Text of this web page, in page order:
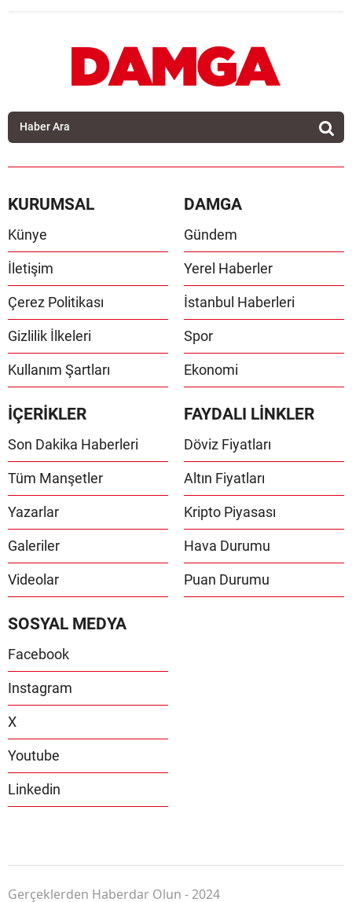
KURUMSAL
Künye
İletişim
Çerez Politikası
Gizlilik İlkeleri
Kullanım Şartları
DAMGA
Gündem
Yerel Haberler
İstanbul Haberleri
Spor
Ekonomi
İÇERİKLER
Son Dakika Haberleri
Tüm Manşetler
Yazarlar
Galeriler
Videolar
FAYDALI LİNKLER
Döviz Fiyatları
Altın Fiyatları
Kripto Piyasası
Hava Durumu
Puan Durumu
SOSYAL MEDYA
Facebook
Instagram
X
Youtube
Linkedin
Gerçeklerden Haberdar Olun - 2024